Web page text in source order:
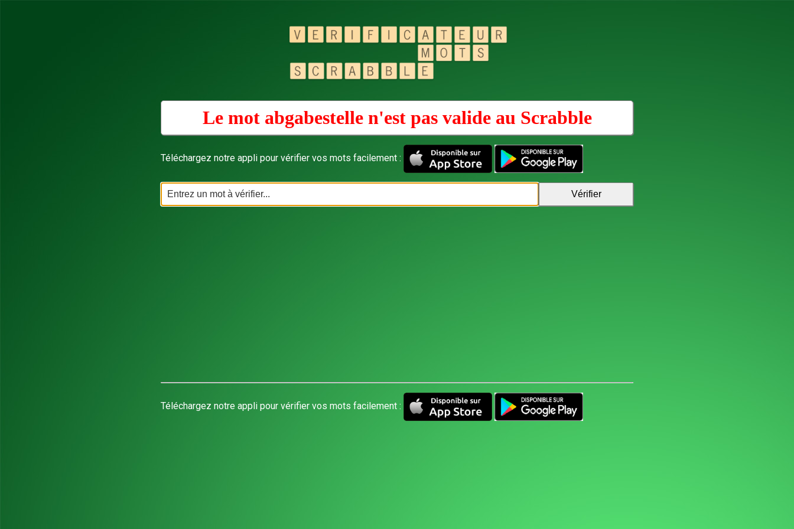
Le mot abgabestelle n'est pas valide au Scrabble
Téléchargez notre appli pour vérifier vos mots facilement :
Téléchargez notre appli pour vérifier vos mots facilement :